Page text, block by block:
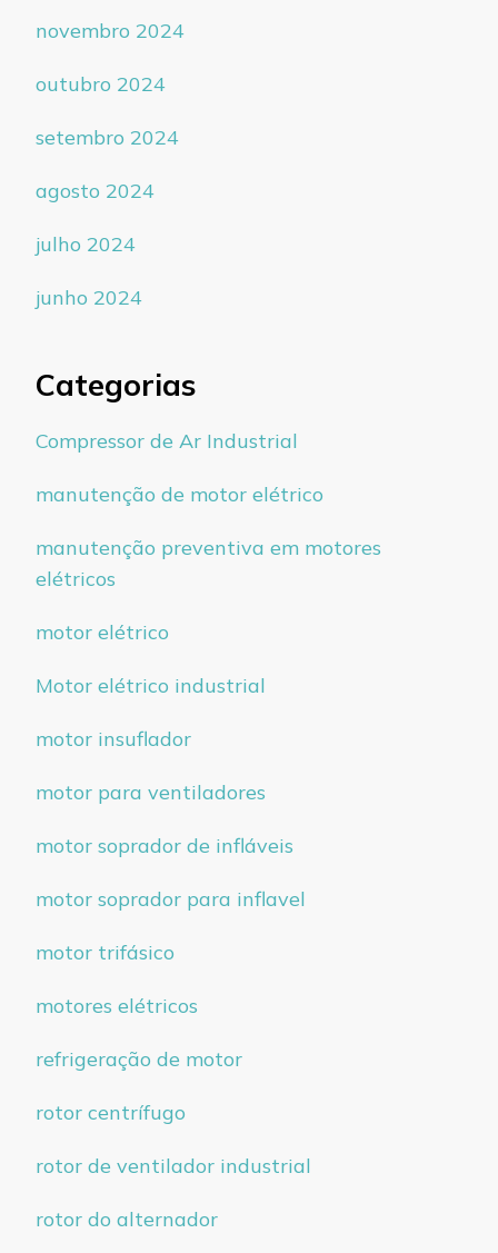
novembro 2024
outubro 2024
setembro 2024
agosto 2024
julho 2024
junho 2024
Categorias
Compressor de Ar Industrial
manutenção de motor elétrico
manutenção preventiva em motores
elétricos
motor elétrico
Motor elétrico industrial
motor insuflador
motor para ventiladores
motor soprador de infláveis
motor soprador para inflavel
motor trifásico
motores elétricos
refrigeração de motor
rotor centrífugo
rotor de ventilador industrial
rotor do alternador